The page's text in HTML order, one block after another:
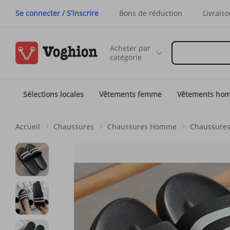
Se connecter / S'inscrire Bons de réduction
Acheter par
catégorie
Sélections locales Vêtements femme Vêtements
Accueil Chaussures Chaussures Homme